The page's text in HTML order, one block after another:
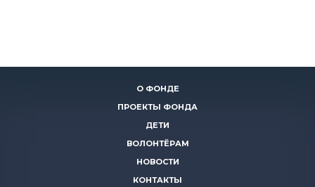
О ФОНДЕ
ПРОЕКТЫ ФОНДА
ДЕТИ
ВОЛОНТЁРАМ
НОВОСТИ
КОНТАКТЫ